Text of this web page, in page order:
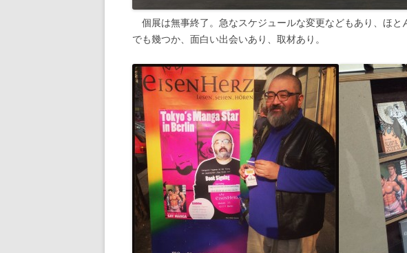
個展は無事終了。急なスケジュールな変更などもあり、ほと
でも幾つか、面白い出会いあり、取材あり。